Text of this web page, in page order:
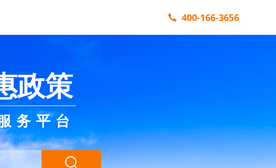
400-166-3656
政策
务平台